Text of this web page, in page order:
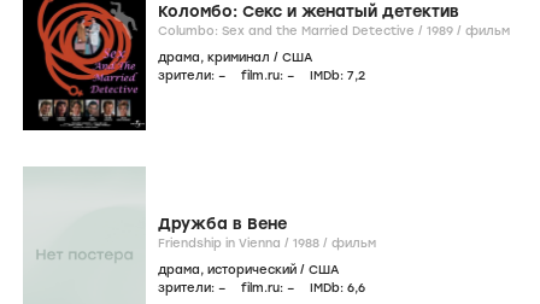
Коломбо: Секс и женатый детектив
Columbo: Sex and the Married Detective / 1989 / фильм
драма, криминал / США
зрители: – film.ru: – IMDb: 7,2
Дружба в Вене
Friendship in Vienna / 1988 / фильм
драма, исторический / США
зрители: – film.ru: – IMDb: 6,6